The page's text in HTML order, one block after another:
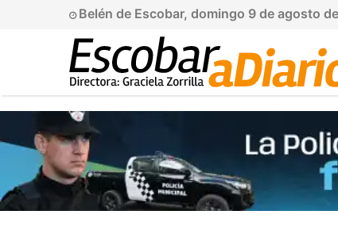
Belén de Escobar, domingo 9 de agosto